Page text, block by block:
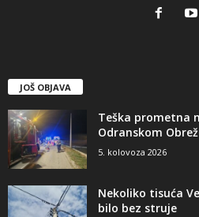
JOŠ OBJAVA
Teška prometna
Odranskom
5. kolovoza 2026
Nekoliko tisuća
bilo bez struje